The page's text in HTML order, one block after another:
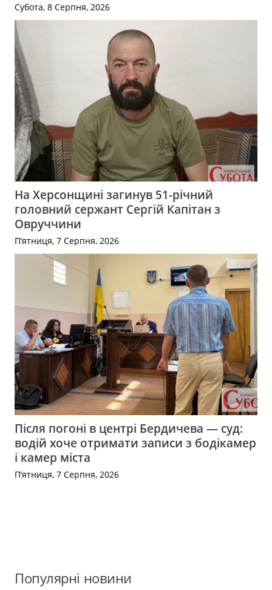
Субота, 8 Серпня, 2026
На Херсонщині загинув 51-річний
головний сержант Сергій Капітан з
Овруччини
П’ятниця, 7 Серпня, 2026
Після погоні в центрі Бердичева — суд:
водій хоче отримати записи з бодікамер
і камер міста
П’ятниця, 7 Серпня, 2026
Популярні новини